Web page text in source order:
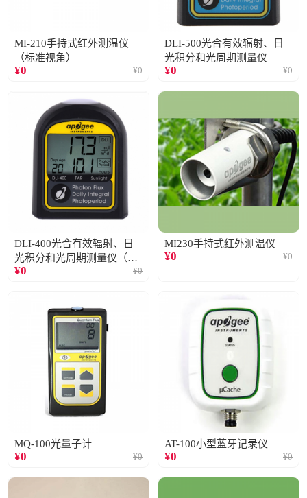
MI-210手持式红外测温仪
（标准视角）
¥0 ¥0
DLI-500光合有效辐射、日
光积分和光周期测量仪
¥0 ¥0
DLI-400光合有效辐射、日
光积分和光周期测量仪（仅
阳光）
¥0 ¥0
MI230手持式红外测温仪
¥0 ¥0
MQ-100光量子计
¥0 ¥0
AT-100小型蓝牙记录仪
¥0 ¥0